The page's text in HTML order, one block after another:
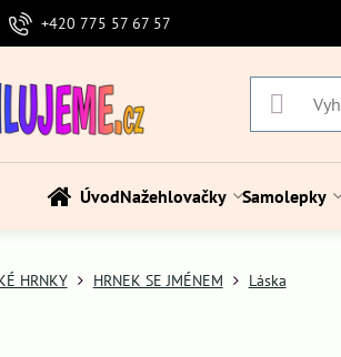
+420 775 57 67 57
ÚvodNažehlovačky Samolepky
HRNKY HRNEK SE JMÉNEM Láska